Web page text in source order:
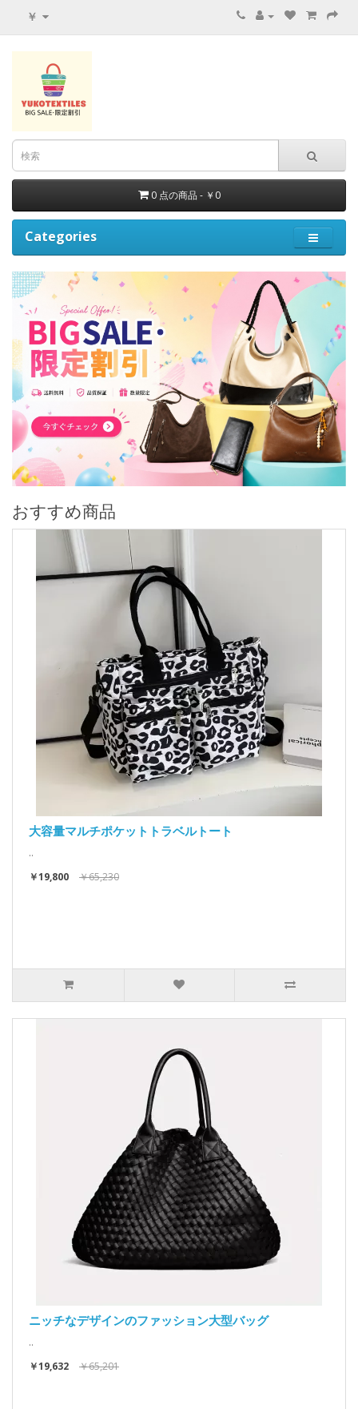
￥
0 点の商品 - ￥0
Categories
おすすめ商品
大容量マルチポケットトラベルトート
..
￥19,800
￥65,230
ニッチなデザインのファッション大型バッグ
..
￥19,632
￥65,201